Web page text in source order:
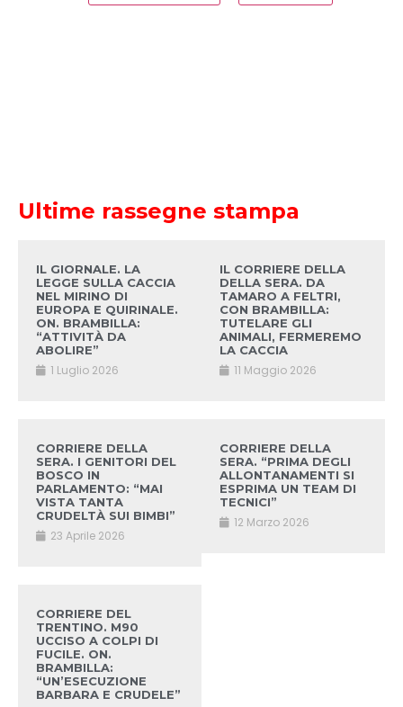
Ultime rassegne stampa
IL GIORNALE. LA
LEGGE SULLA CACCIA
NEL MIRINO DI
EUROPA E QUIRINALE.
ON. BRAMBILLA:
“ATTIVITÀ DA
ABOLIRE”
1 Luglio 2026
IL CORRIERE DELLA
DELLA SERA. DA
TAMARO A FELTRI,
CON BRAMBILLA:
TUTELARE GLI
ANIMALI, FERMEREMO
LA CACCIA
11 Maggio 2026
CORRIERE DELLA
SERA. I GENITORI DEL
BOSCO IN
PARLAMENTO: “MAI
VISTA TANTA
CRUDELTÀ SUI BIMBI”
23 Aprile 2026
CORRIERE DELLA
SERA. “PRIMA DEGLI
ALLONTANAMENTI SI
ESPRIMA UN TEAM DI
TECNICI”
12 Marzo 2026
CORRIERE DEL
TRENTINO. M90
UCCISO A COLPI DI
FUCILE. ON.
BRAMBILLA:
“UN’ESECUZIONE
BARBARA E CRUDELE”